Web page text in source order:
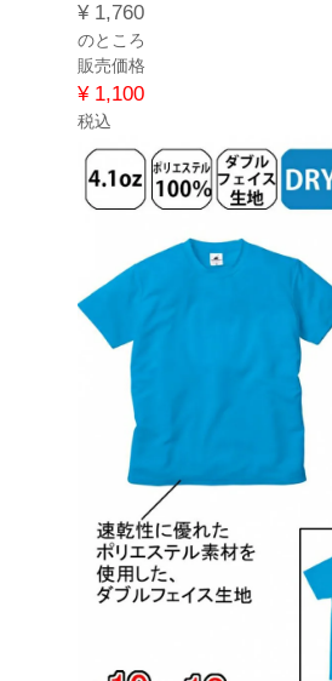
¥ 1,760
のところ
販売価格
¥ 1,100
税込